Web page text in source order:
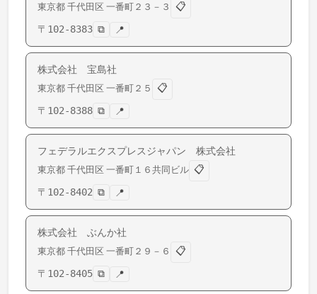
東京都 千代田区 一番町 ２３－３
📋
〒 102-8383 ⧉ 📍
株式会社 宝島社
東京都 千代田区 一番町 ２５
📋
〒 102-8388 ⧉ 📍
フェデラルエクスプレスジャパン 株式会社
東京都 千代田区 一番町 １６共同ビル 📋
〒 102-8402 ⧉ 📍
株式会社 ぶんか社
東京都 千代田区 一番町 ２９－６
📋
〒 102-8405 ⧉ 📍